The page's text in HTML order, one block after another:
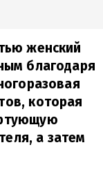
женский
благодаря
которая
а затем